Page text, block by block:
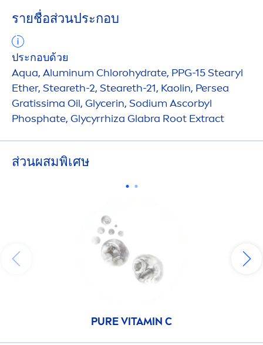
รายชื่อส่วนประกอบ
ประกอบด้วย
Aqua, Aluminum Chlorohydrate, PPG-15 Stearyl
Ether, Steareth-2, Steareth-21, Kaolin, Persea
Gratissima Oil, Glycerin, Sodium Ascorbyl
Phosphate, Glycyrrhiza Glabra Root Extract
ส่วนผสมพิเศษ
PUREVITAMIN C